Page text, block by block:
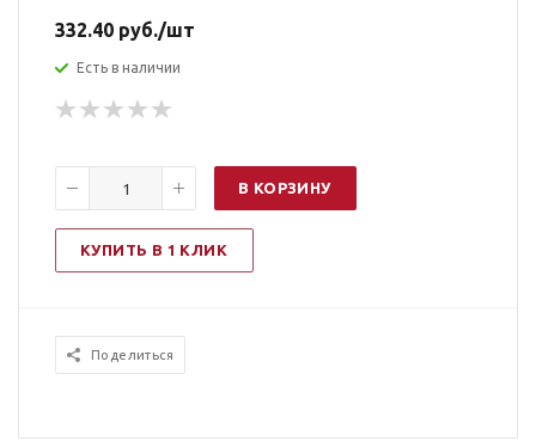
332.40 руб./шт
Есть в наличии
В КОРЗИНУ
КУПИТЬ В 1 КЛИК
Поделиться